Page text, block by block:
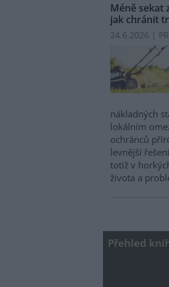
Méně sekat
jak chránit
24.6.2026 |
nákladných
lokálním
ochránců
levnější
totiž v
života a
Přehled